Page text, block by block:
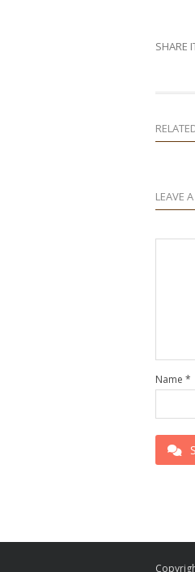
SHARE
LEAVE
Name *